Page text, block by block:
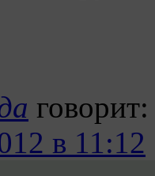
говорит:
в 11:12